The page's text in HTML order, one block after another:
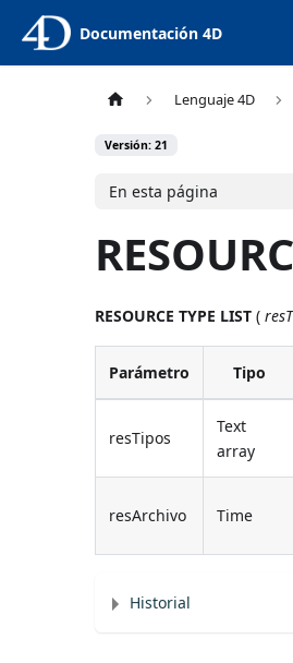
Documentación 4D
Lenguaje 4D
Versión: 21
En esta página
RESOURCE TYPE LIST (
Parámetro Tipo
resTipos
Text
array
resArchivo Time
Historial